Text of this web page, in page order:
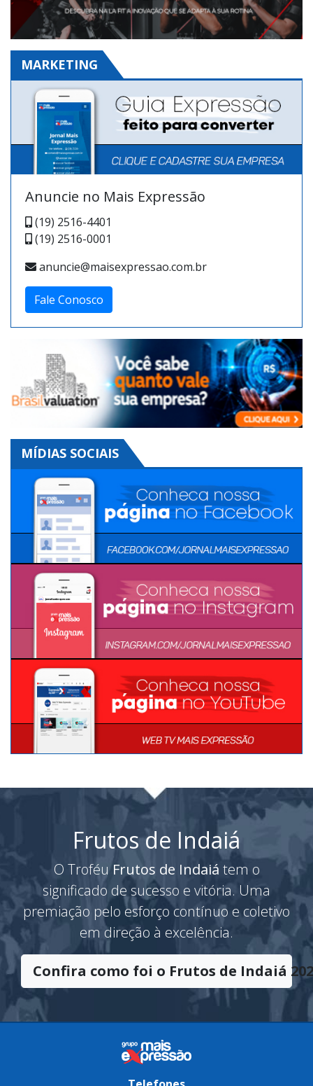
MARKETING
Anuncie no Mais Expressão
(19) 2516-4401
(19) 2516-0001
anuncie@maisexpressao.com.br
Fale Conosco
MÍDIAS SOCIAIS
Frutos de Indaiá
O TroféuFrutos de Indaiá tem o
significado de sucesso e vitória. Uma
premiação pelo esforço contínuo e coletivo
em direção à excelência.
Confira como foi o Frutos de Indaiá